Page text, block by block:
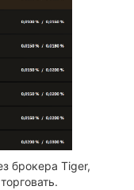
брокера Tiger,